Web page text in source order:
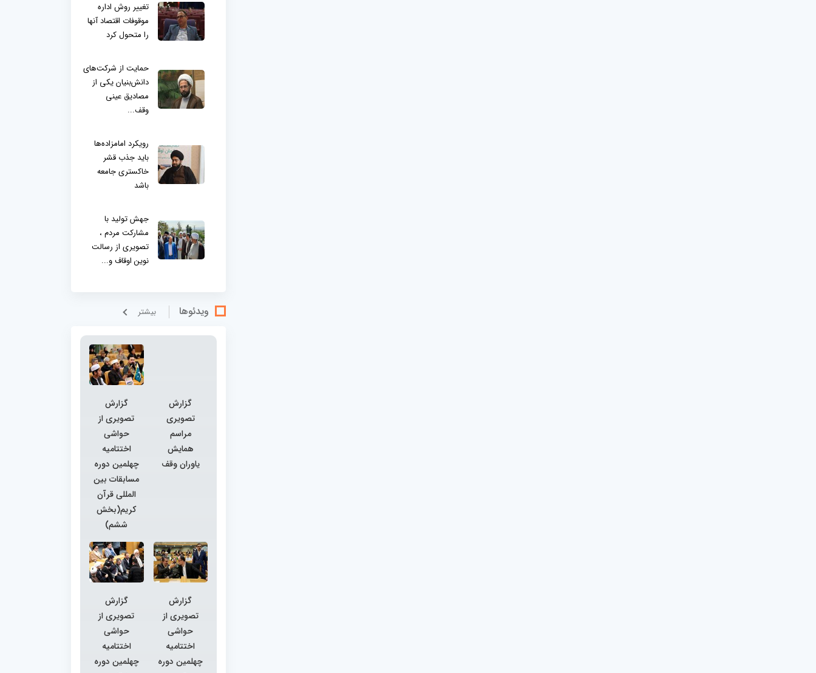
تغییر روش اداره
موقوفات اقتصاد آنها
را متحول کرد
حمایت از شرکت‌های
دانش‌بنیان یکی از
مصادیق عینی
وقف...
رویکرد امامزاده‌ها
باید جذب قشر
خاکستری جامعه
باشد
جهش تولید با
مشارکت مردم ،
تصویری از رسالت
نوین اوقاف و...
ویدئوها بيشتر
گزارش
تصویری
مراسم
همایش
یاوران وقف
گزارش
تصویری از
حواشی
اختتامیه
چهلمین دوره
مسابقات بین
المللی قرآن
کریم(بخش
ششم)
گزارش
تصویری از
حواشی
اختتامیه
چهلمین دوره
گزارش
تصویری از
حواشی
اختتامیه
چهلمین دوره